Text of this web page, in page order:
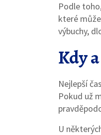
Podle
které
výbuchy,
Kdy
Nejlepší
Pokud už
U